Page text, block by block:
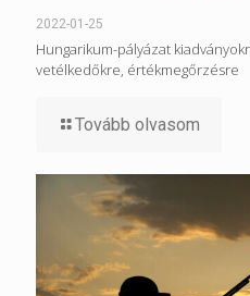
2022-01-25
Hungarikum-pályázat
vetélkedőkre, értékmegőrzésre
Tovább olvasom